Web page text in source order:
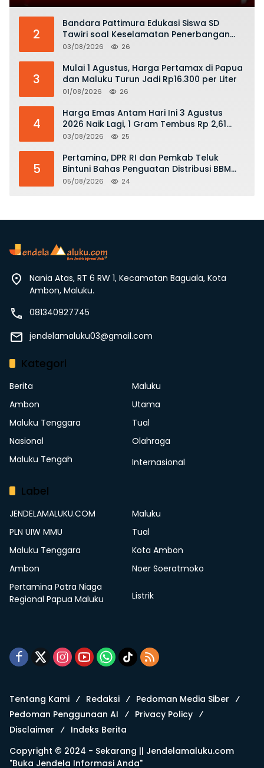
2
Bandara Pattimura Edukasi Siswa SD
Tawiri soal Keselamatan Penerbangan
dan Bahaya Bermain Layang-layang di
03/08/2026 26
3
Mulai 1 Agustus, Harga Pertamax di Papua
dan Maluku Turun Jadi Rp16.300 per Liter
01/08/2026 26
4
Harga Emas Antam Hari Ini 3 Agustus
2026 Naik Lagi, 1 Gram Tembus Rp 2,61
Juta
03/08/2026 25
5
Pertamina, DPR RI dan Pemkab Teluk
Bintuni Bahas Penguatan Distribusi BBM
dan LPG
05/08/2026 24
Nania Atas, RT 6 RW 1, Kecamatan Baguala, Kota
Ambon, Maluku.
081340927745
jendelamaluku03@gmail.com
Kategori
Berita
Maluku
Ambon
Utama
Maluku Tenggara
Tual
Nasional
Olahraga
Maluku Tengah
Internasional
Label
JENDELAMALUKU.COM
Maluku
PLN UIW MMU
Tual
Maluku Tenggara
Kota Ambon
Ambon
Noer Soeratmoko
Pertamina Patra Niaga
Regional Papua Maluku
Listrik
Tentang Kami Redaksi
Pedoman Media Siber
Pedoman Penggunaan AI
Privacy Policy
Disclaimer
Indeks Berita
Copyright © 2024 - Sekarang || Jendelamaluku.com
"Buka Jendela Informasi Anda"